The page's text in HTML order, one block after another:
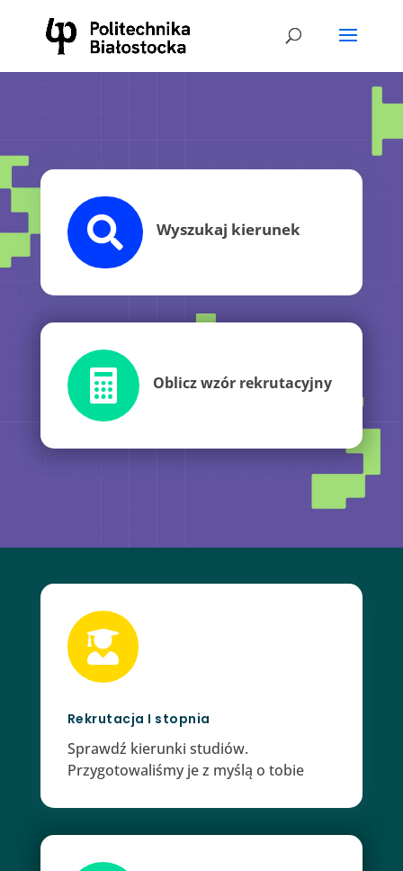
 Wyszukaj kierunek
 Oblicz wzór rekrutacyjny

Rekrutacja I stopnia
Sprawdź kierunki studiów.
Przygotowaliśmy je z myślą o tobie